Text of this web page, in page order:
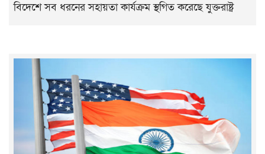
বিদেশে সব ধরনের সহায়তা কার্যক্রম স্থগিত করেছে যুক্তরাষ্ট্র